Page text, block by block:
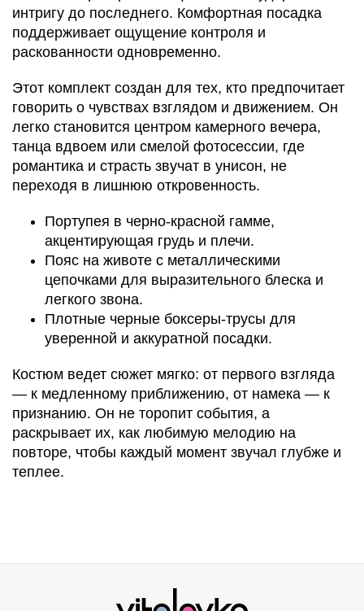
интригу до последнего. Комфортная посадка
поддерживает ощущение контроля и
раскованности одновременно.
Этот комплект создан для тех, кто предпочитает
говорить о чувствах взглядом и движением. Он
легко становится центром камерного вечера,
танца вдвоем или смелой фотосессии, где
романтика и страсть звучат в унисон, не
переходя в лишнюю откровенность.
Портупея в черно-красной гамме,
акцентирующая грудь и плечи.
Пояс на животе с металлическими
цепочками для выразительного блеска и
легкого звона.
Плотные черные боксеры-трусы для
уверенной и аккуратной посадки.
Костюм ведет сюжет мягко: от первого взгляда
— к медленному приближению, от намека — к
признанию. Он не торопит события, а
раскрывает их, как любимую мелодию на
повторе, чтобы каждый момент звучал глубже и
теплее.